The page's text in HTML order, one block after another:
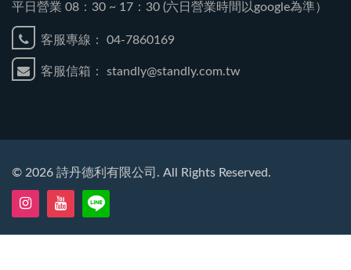
平日營業 08：30 ~ 17：30 (六日營業時間以google為準）
客服專線： 04-7860169
客服信箱： standly@standly.com.tw
© 2026 詩丹德利有限公司. All Rights Reserved.